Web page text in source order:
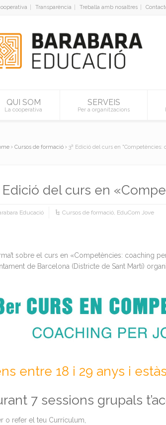
Transparència Treballa amb nosaltres
QUI SOM
La cooperativa
SERVEIS
Per a organitzacions
Cursos de formació 3ª Edició del curs en "Competències:
Edició del curs en
Educació Cursos de formació, EduCom Jove
sobre el curs en «Competències: coaching
de Barcelona (Districte de Sant Martí)
entre 18 i 29 anys i estàs
7 sessions grupals
o refer el teu Currículum,